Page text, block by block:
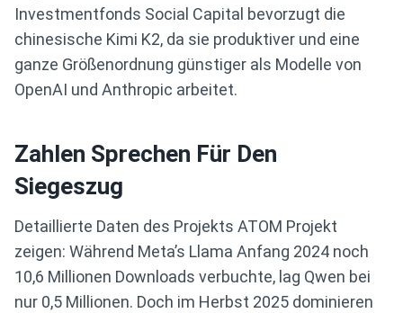
Investmentfonds Social Capital bevorzugt die
chinesische Kimi K2, da sie produktiver und eine
ganze Größenordnung günstiger als Modelle von
OpenAI und Anthropic arbeitet.
Zahlen Sprechen Für Den
Siegeszug
Detaillierte Daten des Projekts ATOM Projekt
zeigen: Während Meta’s Llama Anfang 2024 noch
10,6 Millionen Downloads verbuchte, lag Qwen bei
nur 0,5 Millionen. Doch im Herbst 2025 dominieren